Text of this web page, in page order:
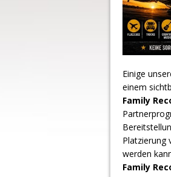
Einige
einem
Family
Platzierung
werden
Family